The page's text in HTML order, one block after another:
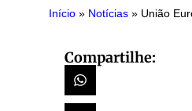
Início » Notícias » União
Compartilhe: